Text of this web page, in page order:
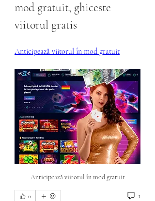
mod gratuit, ghiceste
viitorul gratis
Anticipează viitorul în mod gratuit
Anticipează viitorul în mod gratuit
0 1